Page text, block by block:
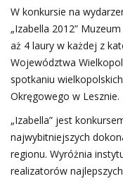
W konkursie na
„Izabella 2012”
aż 4 laury w każdej z
Województwa
spotkaniu
Okręgowego w Lesznie.
„Izabella” jest
najwybitniejszych
regionu. Wyróżnia
realizatorów